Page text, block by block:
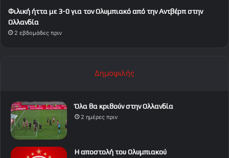
Φιλική ήττα με 3-0 για τον Ολυμπιακό από την Αντβέρπ στην
Ολλανδία
2 εβδομάδες πριν
Δημοφιλής
Όλα θα κριθούν στην Ολλανδία
2 ημέρες πριν
Η αποστολή του Ολυμπιακού